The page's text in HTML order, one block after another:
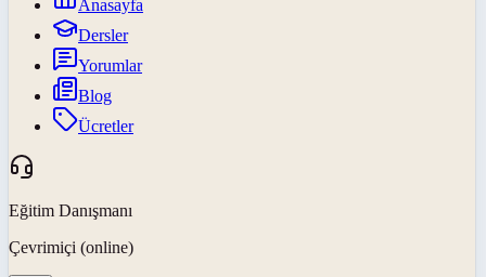
Anasayfa
Dersler
Yorumlar
Blog
Ücretler
Eğitim Danışmanı
Çevrimiçi (online)